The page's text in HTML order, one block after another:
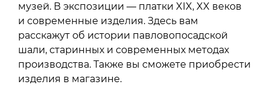
музей. В экспозиции — платки XIX, XX веков
и современные изделия. Здесь вам
расскажут об истории павловопосадской
шали, старинных и современных методах
производства. Также вы сможете приобрести
изделия в магазине.